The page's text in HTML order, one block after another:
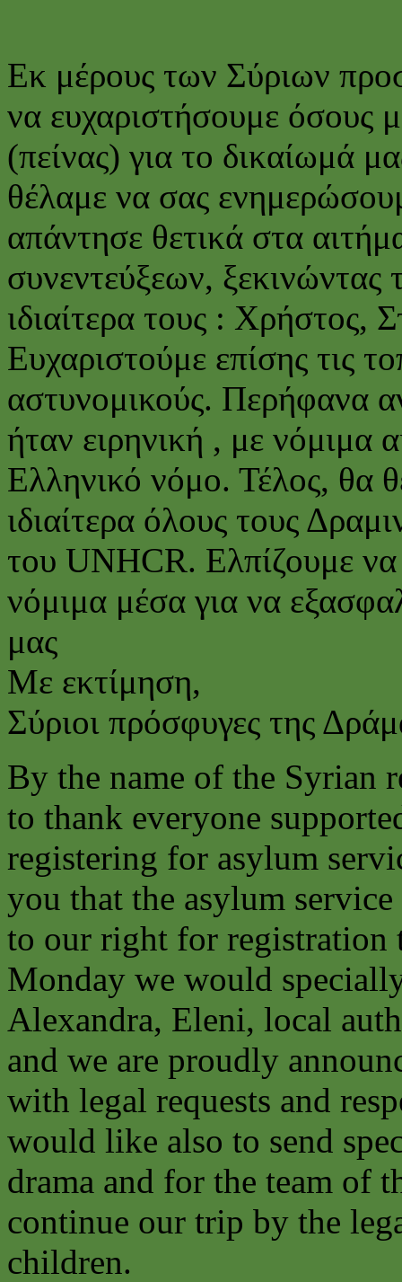
Εκ μέρους των Σύριων
να ευχαριστήσουμε όσους
(πείνας) για το δικαίωμά
θέλαμε να σας
απάντησε θετικά στα
συνεντεύξεων,
ιδιαίτερα τους : Χρήστος,
Ευχαριστούμε επίσης τις
αστυνομικούς. Περήφανα
ήταν ειρηνική , με νόμιμα
Ελληνικό νόμο. Τέλος, θα
ιδιαίτερα όλους τους
του UNHCR. Ελπίζουμε να
νόμιμα μέσα για να
μας
Με εκτίμηση,
Σύριοι πρόσφυγες της
By the name of the Syrian
to thank everyone
registering for asylum
you that the asylum
to our right for registration
Monday we would
Alexandra, Eleni, local
and we are proudly
with legal requests and
would like also to send
drama and for the team of
continue our trip by the
children.